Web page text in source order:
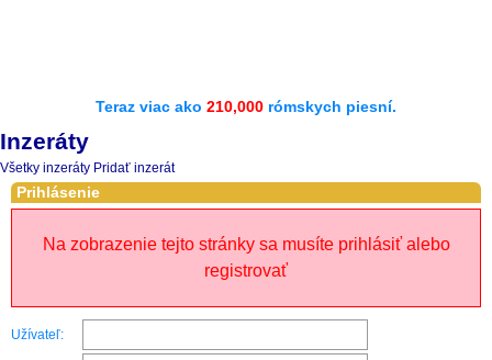
Teraz viac ako 210,000 rómskych piesní.
Inzeráty
Všetky inzeráty Pridať inzerát
Prihlásenie
Na zobrazenie tejto stránky sa musíte prihlásiť alebo
registrovať
Užívateľ: